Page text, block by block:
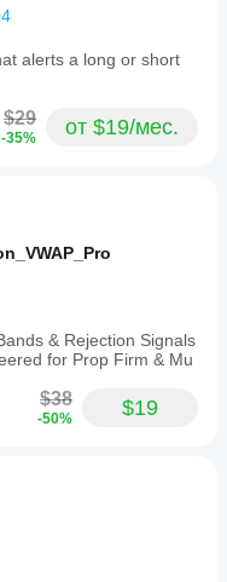
alerts a long or short
$29
-35% от $19/мес.
& Rejection Signals
for Prop Firm & Mu
$38
-50% $19